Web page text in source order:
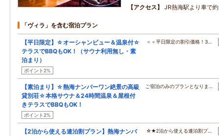
アクセス
JR熱海駅より車で
「ヴィラ」を含む宿泊プラン
【平日限定】☆オーシャンビュー＆温泉付☆
テラスでBBQもOK！（サウナ利用無し・素
泊まり）
ポイント2%
＜＜平日限定の割引価格！3…
【素泊まり】☆熱海ナンバーワン絶景の高級
貸別荘☆本格サウナ＆24時間温泉＆屋根付
きテラスでBBQもOK！
ポイント2%
ご宿泊のみのプランとなりま…
【2泊から使える連泊割プラン】熱海ナンバ
☆★2泊から使える連泊割プ…